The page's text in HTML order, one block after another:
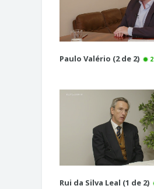
Paulo Valério (2 de 2)
Rui da Silva Leal (1 de 2)